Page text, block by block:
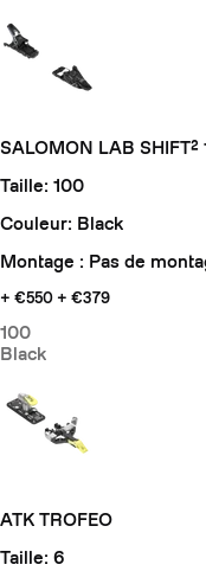
SALOMON LAB SHIFT²
Taille: 100
Couleur: Black
Montage : Pas de
+ €550 + €379
100
Black
ATK TROFEO
Taille: 6